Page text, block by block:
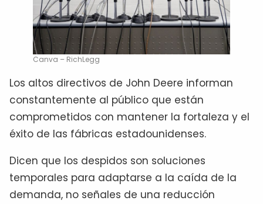
Canva – RichLegg
Los altos directivos de John Deere informan
constantemente al público que están
comprometidos con mantener la fortaleza y el
éxito de las fábricas estadounidenses.
Dicen que los despidos son soluciones
temporales para adaptarse a la caída de la
demanda, no señales de una reducción